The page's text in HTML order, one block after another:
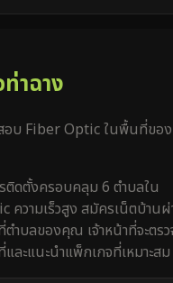
ท่าฉาง
อบ Fiber Optic ในพื้นที่ของ
ติดตั้งครอบคลุม 6 ตำบลใน
ความเร็วสูง สมัครเน็ตบ้าน
ำบลของคุณ เจ้าหน้าที่จะตร
ละแนะนำแพ็กเกจที่เหมาะสม